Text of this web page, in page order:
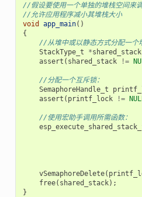
//假设要使用一个单独的堆栈空间
//允许应用程序减小其堆栈大小
void
app_main()
{
//从堆中或以静态方式分配一
StackType_t
*shared_stack
assert ( shared_stack !=
//分配一个互斥锁：
SemaphoreHandle_t
assert ( printf_lock !=
//使用宏助手调用所需函数：
vSemaphoreDelete(
free( shared_stack);
}